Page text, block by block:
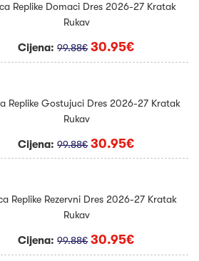
Replike Domaci Dres 2026-27 Kratak
Rukav
Cijena:99.88€ 30.95€
Replike Gostujuci Dres 2026-27 Kratak
Rukav
Cijena:99.88€ 30.95€
Replike Rezervni Dres 2026-27 Kratak
Rukav
Cijena:99.88€ 30.95€